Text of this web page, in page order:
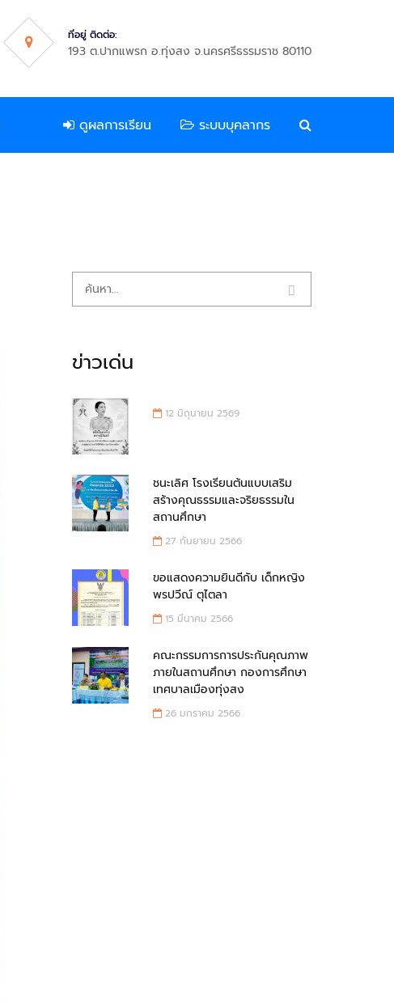
ที่อยู่ ติดต่อ:
193 ต.ปากแพรก อ.ทุ่งสง จ.นครศรีธรรมราช 80110
ดูผลการเรียน ระบบบุคลากร
ข่าวเด่น
12 มิถุนายน 2569
ชนะเลิศ โรงเรียนต้นแบบเสริม
สร้างคุณธรรมและจริยธรรมใน
สถานศึกษา
27 กันยายน 2566
ขอแสดงความยินดีกับ เด็กหญิง
พรปวีณ์ ตุไตลา
15 มีนาคม 2566
คณะกรรมการการประกันคุณภาพ
ภายในสถานศึกษา กองการศึกษา
เทศบาลเมืองทุ่งสง
26 มกราคม 2566